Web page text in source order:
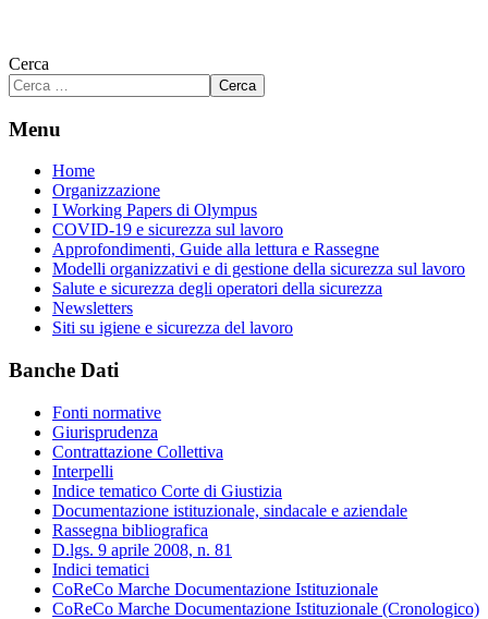
Cerca
Cerca
Menu
Home
Organizzazione
I Working Papers di Olympus
COVID-19 e sicurezza sul lavoro
Approfondimenti, Guide alla lettura e Rassegne
Modelli organizzativi e di gestione della sicurezza sul lavoro
Salute e sicurezza degli operatori della sicurezza
Newsletters
Siti su igiene e sicurezza del lavoro
Banche Dati
Fonti normative
Giurisprudenza
Contrattazione Collettiva
Interpelli
Indice tematico Corte di Giustizia
Documentazione istituzionale, sindacale e aziendale
Rassegna bibliografica
D.lgs. 9 aprile 2008, n. 81
Indici tematici
CoReCo Marche Documentazione Istituzionale
CoReCo Marche Documentazione Istituzionale (Cronologico)